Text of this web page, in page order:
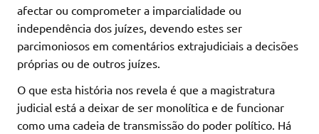
afectar ou comprometer a imparcialidade ou
independência dos juízes, devendo estes ser
parcimoniosos em comentários extrajudiciais a decisões
próprias ou de outros juízes.
O que esta história nos revela é que a magistratura
judicial está a deixar de ser monolítica e de funcionar
como uma cadeia de transmissão do poder político. Há